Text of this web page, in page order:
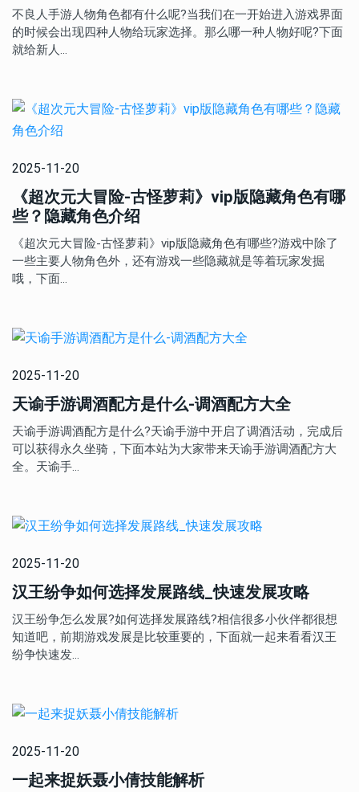
不良人手游人物角色都有什么呢?当我们在一开始进入游戏界面
的时候会出现四种人物给玩家选择。那么哪一种人物好呢?下面
就给新人…
2025-11-20
《超次元大冒险-古怪萝莉》vip版隐藏角色有哪
些？隐藏角色介绍
《超次元大冒险-古怪萝莉》vip版隐藏角色有哪些?游戏中除了
一些主要人物角色外，还有游戏一些隐藏就是等着玩家发掘
哦，下面…
2025-11-20
天谕手游调酒配方是什么-调酒配方大全
天谕手游调酒配方是什么?天谕手游中开启了调酒活动，完成后
可以获得永久坐骑，下面本站为大家带来天谕手游调酒配方大
全。天谕手…
2025-11-20
汉王纷争如何选择发展路线_快速发展攻略
汉王纷争怎么发展?如何选择发展路线?相信很多小伙伴都很想
知道吧，前期游戏发展是比较重要的，下面就一起来看看汉王
纷争快速发…
2025-11-20
一起来捉妖聂小倩技能解析